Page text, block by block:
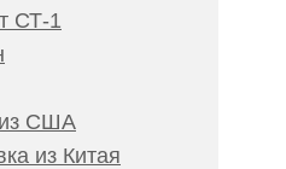
СТ-1
из США
из Китая